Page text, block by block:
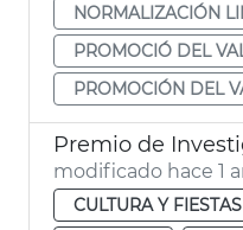
NORMALIZACIÓN
PROMOCIÓ DEL
PROMOCIÓN DEL
modificado hace 1
CULTURA Y